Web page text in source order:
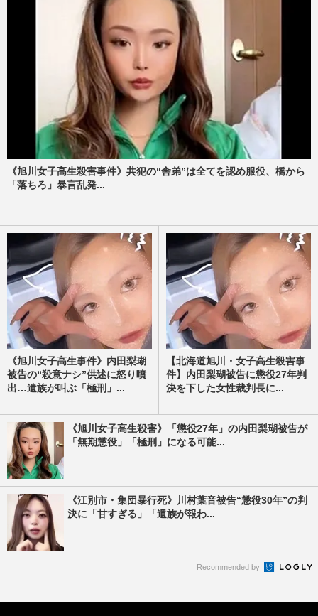
《旭川女子高生殺害事件》共犯の“舎弟”は全てを認め服役、橋から
「落ちろ」暴言乱発...
《旭川女子高生事件》内田梨瑚
被告の“殺意ナシ”供述に怒り噴
出…遺族が叫ぶ「極刑」...
【北海道旭川・女子高生殺害事
件】内田梨瑚被告に懲役27年判
決を下した女性裁判長に...
《旭川女子高生殺害》「懲役27年」の内田梨瑚被告が
「無期懲役」「極刑」になる可能...
《江別市・集団暴行死》川村葉音被告“懲役30年”の判
決に「甘すぎる」「遺族が報わ...
Recommended by